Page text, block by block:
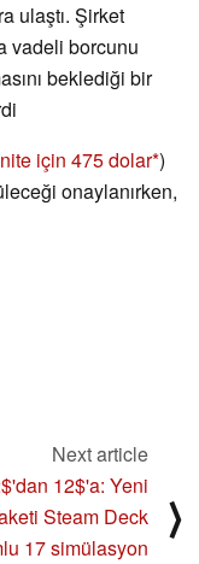
ulaştı. Şirket
vadeli borcunu
beklediği bir
için 475 dolar )
onaylanırken,
Next article
12$'a: Yeni
Steam Deck
17 simülasyon
⟩